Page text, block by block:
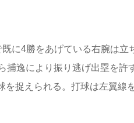
に4勝をあげている右腕は立
逸により振り逃げ出塁を許
捉えられる。打球は左翼線